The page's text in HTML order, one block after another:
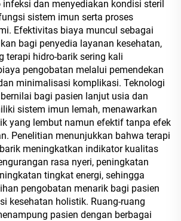
dan menyediakan kondisi steril
sistem imun serta proses
Efektivitas biaya muncul sebagai
bagi penyedia layanan kesehatan,
terapi hidro-barik sering kali
pengobatan melalui pemendekan
minimalisasi komplikasi. Teknologi
bagi pasien lanjut usia dan
sistem imun lemah, menawarkan
yang lembut namun efektif tanpa efek
Penelitian menunjukkan bahwa terapi
meningkatkan indikator kualitas
rasa nyeri, peningkatan
tingkat energi, sehingga
pengobatan menarik bagi pasien
kesehatan holistik. Ruang-ruang
pasien dengan berbagai